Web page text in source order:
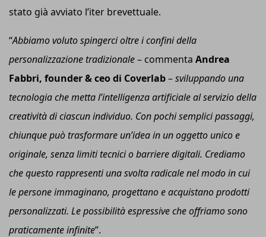
stato già avviato l’iter brevettuale.
“Abbiamo voluto spingerci oltre i confini della
personalizzazione tradizionale– commenta Andrea
Fabbri, founder & ceo di Coverlab–sviluppando una
tecnologia che metta l’intelligenza artificiale al servizio della
creatività di ciascun individuo. Con pochi semplici passaggi,
chiunque può trasformare un’idea in un oggetto unico e
originale, senza limiti tecnici o barriere digitali. Crediamo
che questo rappresenti una svolta radicale nel modo in cui
le persone immaginano, progettano e acquistano prodotti
personalizzati. Le possibilità espressive che offriamo sono
praticamente infinite”.